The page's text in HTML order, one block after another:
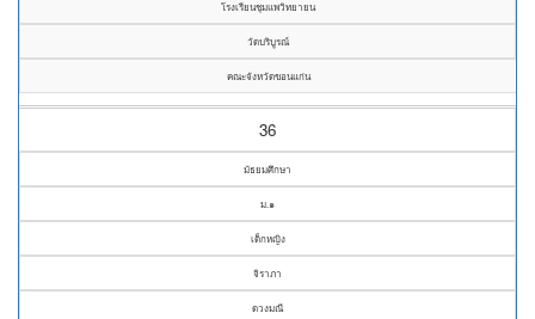
โรงเรียนชุมแพวิทยายน
วัดบริบูรณ์
คณะจังหวัดขอนแก่น
36
มัธยมศึกษา
ม.๑
เด็กหญิง
จิราภา
ดวงมณี